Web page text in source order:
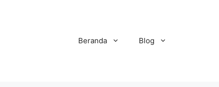
Beranda Blog